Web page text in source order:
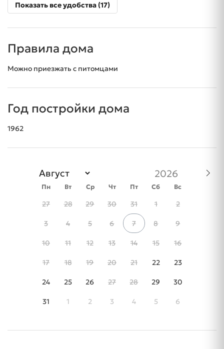
Показать все удобства (17)
Правила дома
Можно приезжать с питомцами
Год постройки дома
1962
Пн Вт Ср Чт Пт Сб Вс
27 28 29 30 31 1 2
3 4 5 6 7 8 9
10 11 12 13 14 15 16
17 18 19 20 21 22 23
24 25 26 27 28 29 30
31 1 2 3 4 5 6